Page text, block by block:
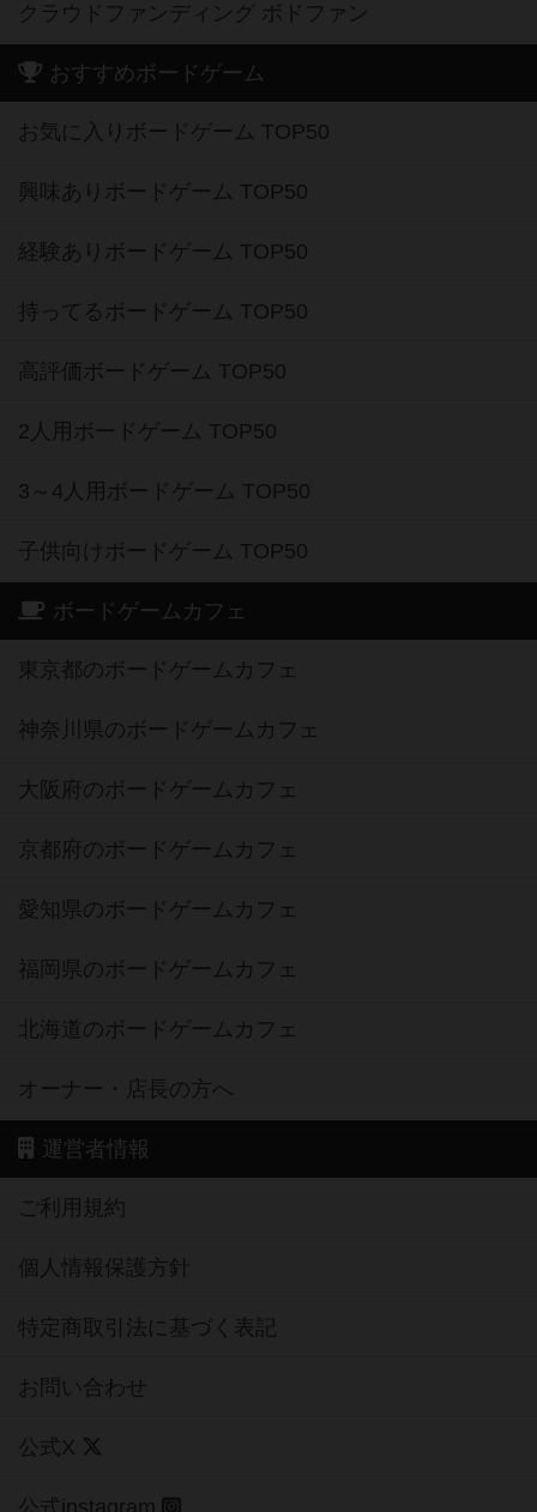
クラウドファンディング ボドファン
おすすめボードゲーム
お気に入りボードゲーム TOP50
興味ありボードゲーム TOP50
経験ありボードゲーム TOP50
持ってるボードゲーム TOP50
高評価ボードゲーム TOP50
2人用ボードゲーム TOP50
3～4人用ボードゲーム TOP50
子供向けボードゲーム TOP50
ボードゲームカフェ
東京都のボードゲームカフェ
神奈川県のボードゲームカフェ
大阪府のボードゲームカフェ
京都府のボードゲームカフェ
愛知県のボードゲームカフェ
福岡県のボードゲームカフェ
北海道のボードゲームカフェ
オーナー・店長の方へ
運営者情報
ご利用規約
個人情報保護方針
特定商取引法に基づく表記
お問い合わせ
公式X